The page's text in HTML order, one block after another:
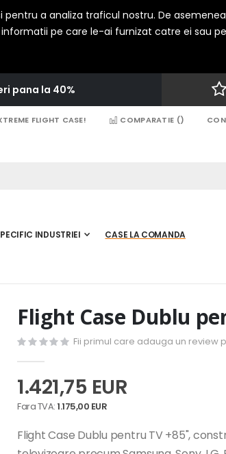
a analiza traficul nostru. De
pe care le-ai furnizat catre ei sau
pana la 40%
FLIGHT CASE! COMPARATIE ()
INDUSTRIEI CASE LA COMANDA
Flight Case Dublu
Fii primul care adauga un review
1.421,75 EUR
1.175,00 EUR
Flight Case Dublu pentru TV +85",